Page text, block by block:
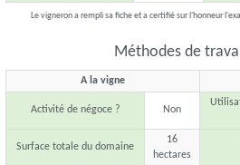
Le vigneron a rempli sa fiche et a certifié sur l'honneur
Méthodes de
A la vigne
Activité de négoce ? Non
Surface totale du domaine
16
hectares